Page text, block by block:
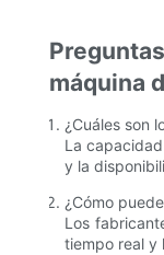
máquina
¿Cuáles son
La
y la
¿Cómo
Los
tiempo real y